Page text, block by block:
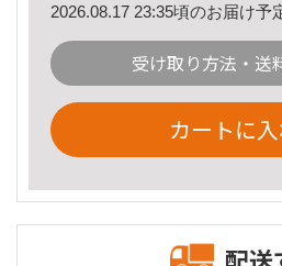
2026.08.17 23:35頃のお届け予
受け取り方法・送
カートに